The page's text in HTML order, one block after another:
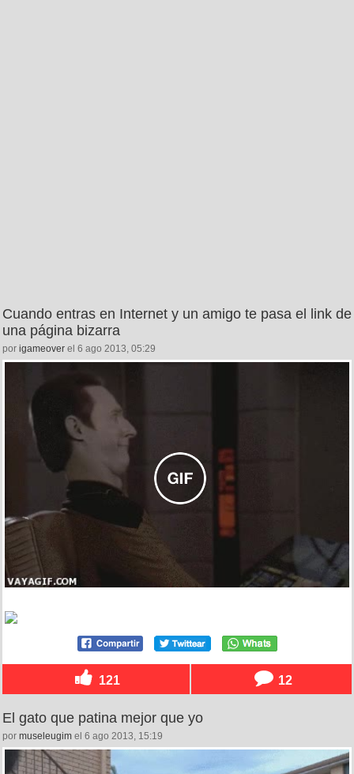
Cuando entras en Internet y un amigo te pasa el link de
una página bizarra
por igameover el 6 ago 2013, 05:29
121 12
El gato que patina mejor que yo
por museleugim el 6 ago 2013, 15:19